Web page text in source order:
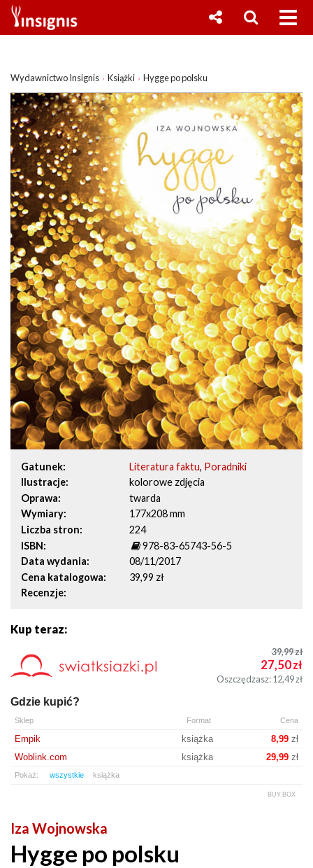
Wydawnictwo Insignis Książki Hygge po polsku
Gatunek Literatura faktu, Poradniki
Ilustracje
kolorowe zdjęcia
Oprawa
twarda
Wymiary
177x208 mm
Liczba stron
224
ISBN
978-83-65743-56-5
Data wydania
08/11/2017
Cena katalogowa
39,99 zł
Recenzje
Kup teraz:
39,99zł
27,50zł
Oszczędzasz: 12,49zł
Gdzie kupić?
Sklep Format Cena
Empik książka 8,99zł
Woblink.com
książka 29,99zł
Pokaż: wszystkie książka
BUY.BOX
Iza Wojnowska
Hygge po polsku